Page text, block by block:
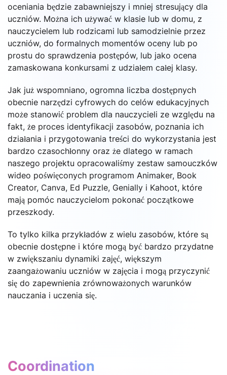
oceniania będzie zabawniejszy i mniej stresujący dla
uczniów. Można ich używać w klasie lub w domu, z
nauczycielem lub rodzicami lub samodzielnie przez
uczniów, do formalnych momentów oceny lub po
prostu do sprawdzenia postępów, lub jako ocena
zamaskowana konkursami z udziałem całej klasy.
Jak już wspomniano, ogromna liczba dostępnych
obecnie narzędzi cyfrowych do celów edukacyjnych
może stanowić problem dla nauczycieli ze względu na
fakt, że proces identyfikacji zasobów, poznania ich
działania i przygotowania treści do wykorzystania jest
bardzo czasochłonny oraz że dlatego w ramach
naszego projektu opracowaliśmy zestaw samouczków
wideo poświęconych programom Animaker, Book
Creator, Canva, Ed Puzzle, Genially i Kahoot, które
mają pomóc nauczycielom pokonać początkowe
przeszkody.
To tylko kilka przykładów z wielu zasobów, które są
obecnie dostępne i które mogą być bardzo przydatne
w zwiększaniu dynamiki zajęć, większym
zaangażowaniu uczniów w zajęcia i mogą przyczynić
się do zapewnienia zrównoważonych warunków
nauczania i uczenia się.
Coordination